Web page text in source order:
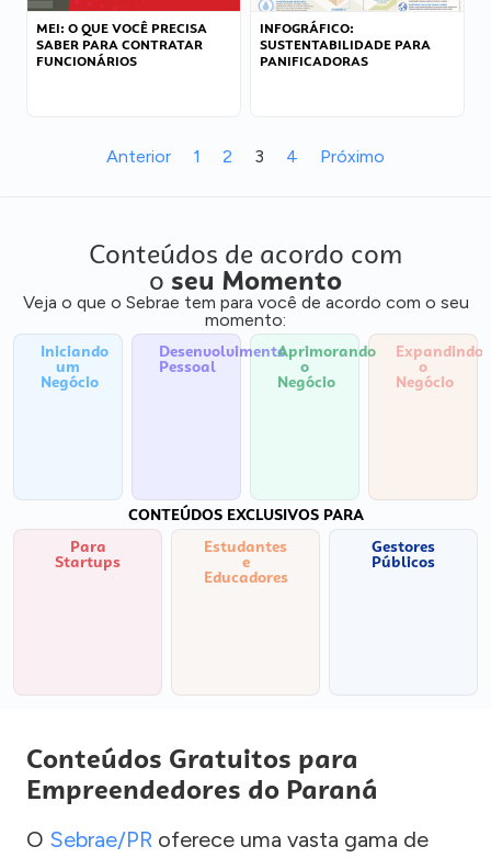
MEI: O QUE VOCÊ PRECISA
SABER PARA CONTRATAR
FUNCIONÁRIOS
INFOGRÁFICO:
SUSTENTABILIDADE PARA
PANIFICADORAS
Anterior 1 2 3 4 Próximo
Conteúdos de acordo com
o seu Momento
Veja o que o Sebrae tem para você de acordo com o seu
momento:
Iniciando
um
Negócio
Desenvolvimento
Pessoal
Aprimorando
o
Negócio
Expandindo
o
Negócio
CONTEÚDOS EXCLUSIVOS PARA
Para
Startups
Estudantes
e
Educadores
Gestores
Públicos
Conteúdos Gratuitos para
Empreendedores do Paraná
O Sebrae/PR oferece uma vasta gama de